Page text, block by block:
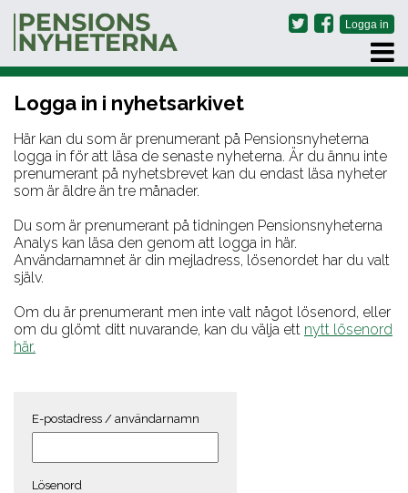
PRENUMERERA
ARKIV
OM OSS
KONTAKT
Logga in i nyhetsarkivet
Här kan du som är prenumerant på Pensionsnyheterna
logga in för att läsa de senaste nyheterna. Är du ännu inte
prenumerant på nyhetsbrevet kan du endast läsa nyheter
som är äldre än tre månader.
Du som är prenumerant på tidningen Pensionsnyheterna
Analys kan läsa den genom att logga in här.
Användarnamnet är din mejladress, lösenordet har du valt
själv.
Om du är prenumerant men inte valt något lösenord, eller
om du glömt ditt nuvarande, kan du välja ett nytt lösenord
här.
E-postadress / användarnamn
Lösenord